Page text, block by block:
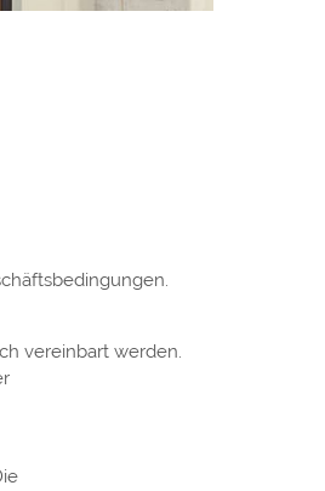
vereinbart werden.